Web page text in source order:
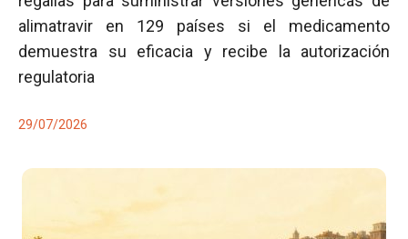
alimatravir en 129 países si el medicamento
demuestra su eficacia y recibe la autorización
regulatoria
29/07/2026